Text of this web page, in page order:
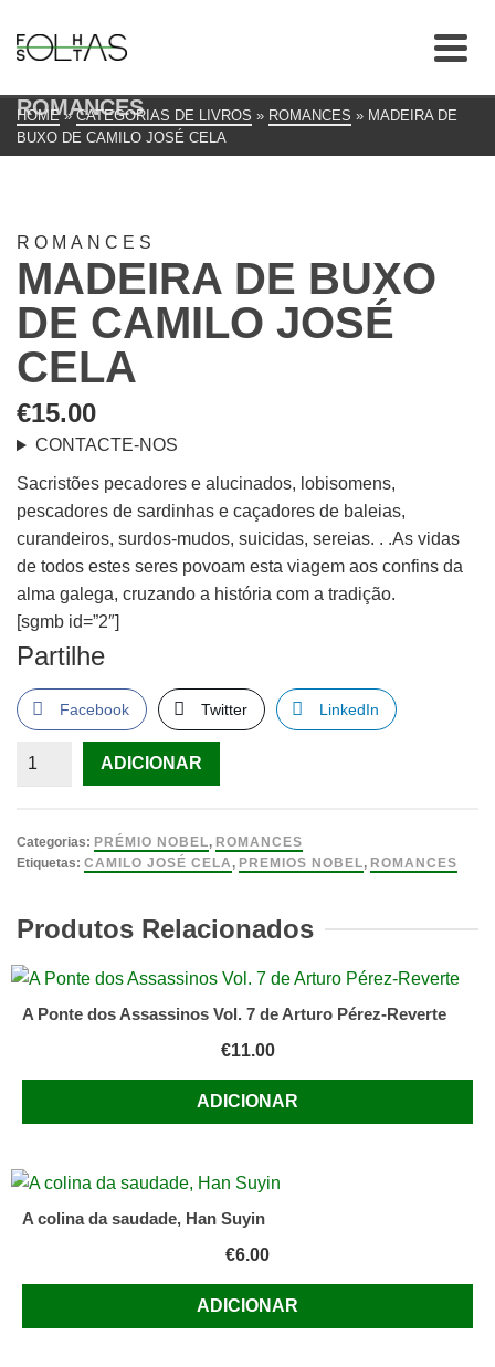
ROMANCES
HOME » CATEGORIAS DE LIVROS » ROMANCES » MADEIRA DE
BUXO DE CAMILO JOSÉ CELA
ROMANCES
MADEIRA DE BUXO
DE CAMILO JOSÉ
CELA
€15.00
CONTACTE-NOS
Sacristões pecadores e alucinados, lobisomens,
pescadores de sardinhas e caçadores de baleias,
curandeiros, surdos-mudos, suicidas, sereias. . .As vidas
de todos estes seres povoam esta viagem aos confins da
alma galega, cruzando a história com a tradição.
[sgmb id=”2″]
Partilhe
Facebook Twitter LinkedIn
Quantidade
de
Buxo
Camilo
Cela
ADICIONAR
Categorias: PRÉMIO NOBEL, ROMANCES
Etiquetas: CAMILO JOSÉ CELA , PREMIOS NOBEL, ROMANCES
Produtos Relacionados
A Ponte dos Assassinos Vol. 7 de Arturo Pérez-Reverte
€11.00
ADICIONAR
A colina da saudade, Han Suyin
€6.00
ADICIONAR